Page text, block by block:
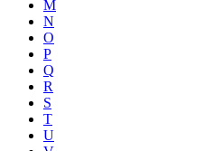
M
N
O
P
Q
R
S
T
U